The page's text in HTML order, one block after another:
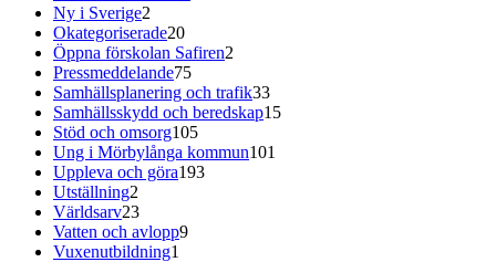
Ny i Sverige2
Okategoriserade20
Öppna förskolan Safiren2
Pressmeddelande75
Samhällsplanering och trafik33
Samhällsskydd och beredskap15
Stöd och omsorg105
Ung i Mörbylånga kommun101
Uppleva och göra193
Utställning2
Världsarv23
Vatten och avlopp9
Vuxenutbildning1